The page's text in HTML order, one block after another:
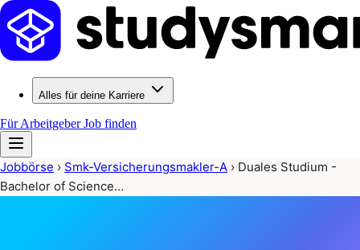
Alles für deine Karriere
Für ArbeitgeberJob finden
Jobbörse › Smk-Versicherungsmakler-A › Duales Studium -
Bachelor of Science…